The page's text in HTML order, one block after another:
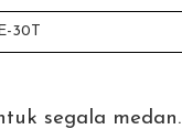
30T
segala medan.